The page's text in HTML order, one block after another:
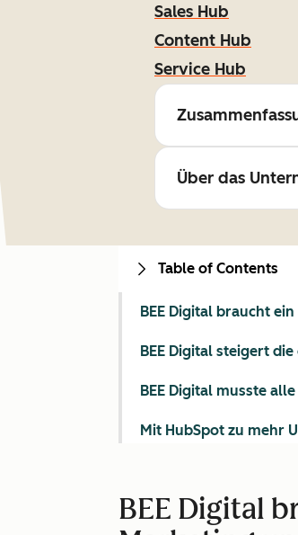
Sales Hub
Content Hub
Service Hub
Über das
BEE Digital
Table of Contents
BEE Digital braucht
BEE Digital steigert
BEE Digital musste
Mit HubSpot zu mehr